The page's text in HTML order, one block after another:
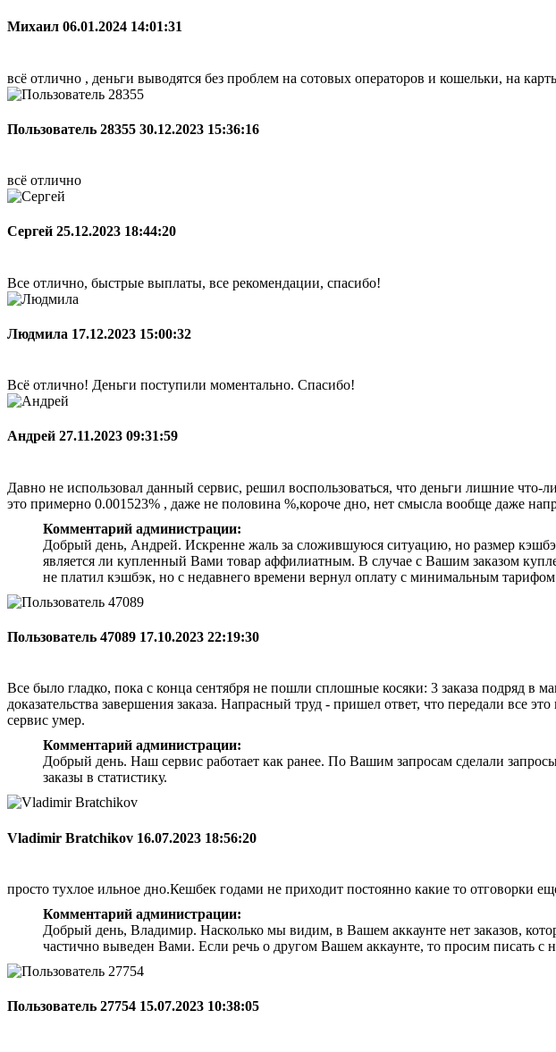
Михаил 06.01.2024 14:01:31
всё отлично , деньги выводятся без проблем на сотовых операторов и кошельки, на
Пользователь 28355 30.12.2023 15:36:16
всё отлично
Сергей 25.12.2023 18:44:20
Все отлично, быстрые выплаты, все рекомендации, спасибо!
Людмила 17.12.2023 15:00:32
Всё отлично! Деньги поступили моментально. Спасибо!
Андрей 27.11.2023 09:31:59
Давно не использовал данный сервис, решил воспользоваться, что деньги лишние
это примерно 0.001523% , даже не половина %,короче дно, нет смысла вообще даже
Комментарий администрации:
Добрый день, Андрей. Искренне жаль за сложившуюся ситуацию, но размер
является ли купленный Вами товар аффилиатным. В случае с Вашим заказом
не платил кэшбэк, но с недавнего времени вернул оплату с минимальным
Пользователь 47089 17.10.2023 22:19:30
Все было гладко, пока с конца сентября не пошли сплошные косяки: 3 заказа подряд в
доказательства завершения заказа. Напрасный труд - пришел ответ, что передали
сервис умер.
Комментарий администрации:
Добрый день. Наш сервис работает как ранее. По Вашим запросам сделали
заказы в статистику.
Vladimir Bratchikov 16.07.2023 18:56:20
просто тухлое ильное дно.Кешбек годами не приходит постоянно какие то отговорки
Комментарий администрации:
Добрый день, Владимир. Насколько мы видим, в Вашем аккаунте нет заказов,
частично выведен Вами. Если речь о другом Вашем аккаунте, то просим писать с
Пользователь 27754 15.07.2023 10:38:05